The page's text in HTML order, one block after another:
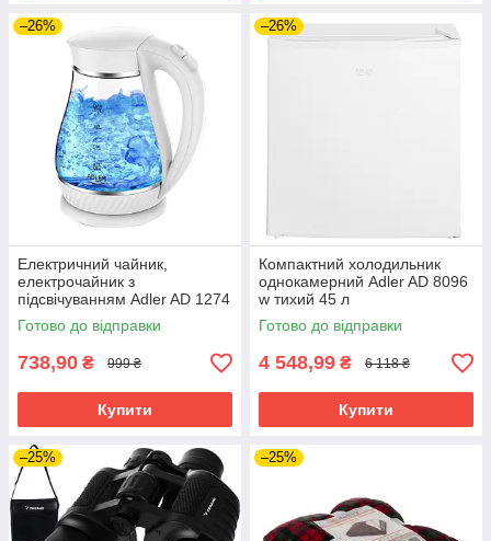
–26%
Електричний чайник,
електрочайник з
підсвічуванням Adler AD 1274
w 1 7 л 2200 Вт
Готово до відправки
738,90 ₴ 999 ₴
Купити
–26%
Компактний холодильник
однокамерний Adler AD 8096
w тихий 45 л
Готово до відправки
4 548,99 ₴ 6 118 ₴
Купити
–25% –25%